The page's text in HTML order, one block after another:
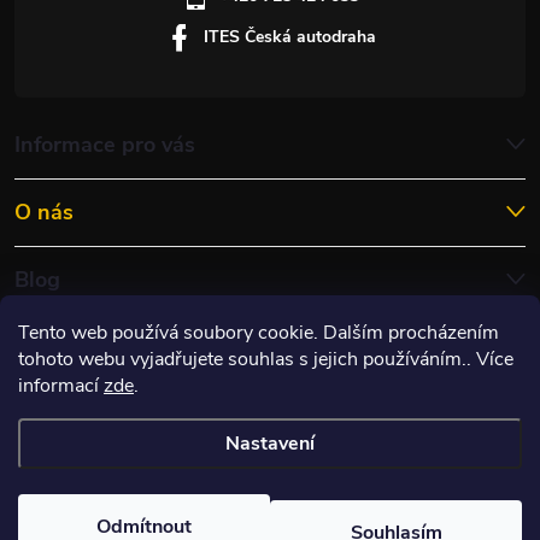
Tento web používá soubory cookie. Dalším procházením
tohoto webu vyjadřujete souhlas s jejich používáním.. Více
informacízde.
Nastavení
Odmítnout Souhlasím
Informace pro vás
O nás
Blog
ITES Česká autodraha
nastavení cookies